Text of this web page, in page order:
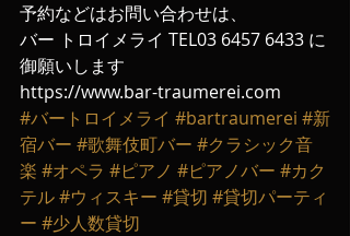
予約などはお問い合わせは、
バー トロイメライ TEL03 6457 6433 に
御願いします
https://www.bar-traumerei.com
#バートロイメライ #bartraumerei #新
宿バー #歌舞伎町バー #クラシック音
楽 #オペラ #ピアノ #ピアノバー #カク
テル#ウィスキー #貸切 #貸切パーティ
ー #少人数貸切